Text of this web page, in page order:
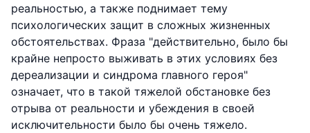
реальностью, а также поднимает тему
психологических защит в сложных жизненных
обстоятельствах. Фраза "действительно, было бы
крайне непросто выживать в этих условиях без
дереализации и синдрома главного героя"
означает, что в такой тяжелой обстановке без
отрыва от реальности и убеждения в своей
исключительности было бы очень тяжело.